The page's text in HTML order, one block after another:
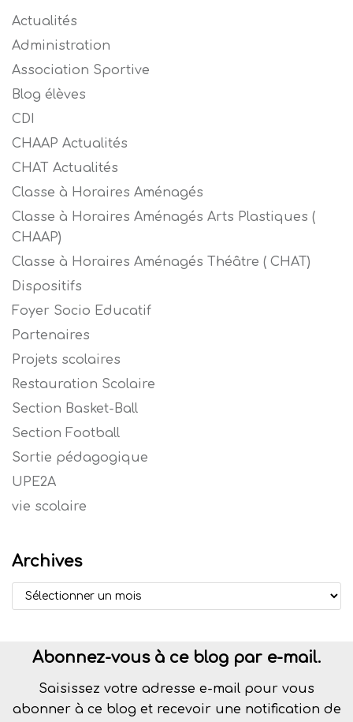
Actualités
Administration
Association Sportive
Blog élèves
CDI
CHAAP Actualités
CHAT Actualités
Classe à Horaires Aménagés
Classe à Horaires Aménagés Arts Plastiques (
CHAAP)
Classe à Horaires Aménagés Théâtre ( CHAT)
Dispositifs
Foyer Socio Educatif
Partenaires
Projets scolaires
Restauration Scolaire
Section Basket-Ball
Section Football
Sortie pédagogique
UPE2A
vie scolaire
Archives
Abonnez-vous à ce blog par e-mail.
Saisissez votre adresse e-mail pour vous
abonner à ce blog et recevoir une notification de